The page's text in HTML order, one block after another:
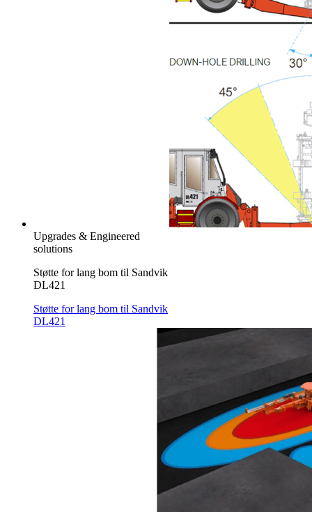
Upgrades & Engineered
solutions
Støtte for lang bom til Sandvik
DL421
Støtte for lang bom til Sandvik
DL421